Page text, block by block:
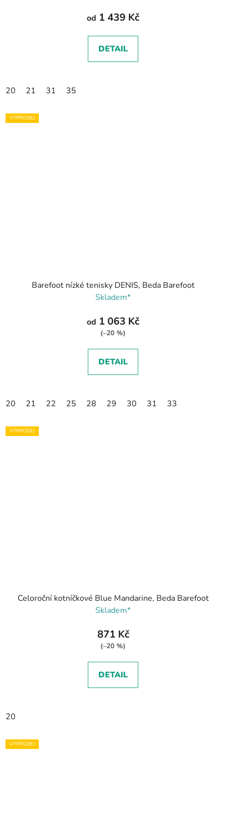
od 1 439 Kč
DETAIL
20 21 31 35
VÝPRODEJ
Barefoot nízké tenisky DENIS, Beda Barefoot
Skladem*
od 1 063 Kč
(–20 %)
DETAIL
20 21 22 25 28 29 30 31 33
VÝPRODEJ
Celoroční kotníčkové Blue Mandarine, Beda Barefoot
Skladem*
871 Kč
(–20 %)
DETAIL
20
VÝPRODEJ